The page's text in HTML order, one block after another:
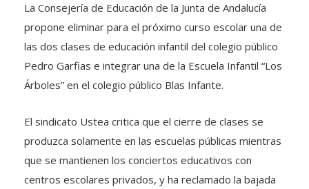
La Consejería de Educación de la Junta de Andalucía
propone eliminar para el próximo curso escolar una de
las dos clases de educación infantil del colegio público
Pedro Garfias e integrar una de la Escuela Infantil “Los
Árboles” en el colegio público Blas Infante.
El sindicato Ustea critica que el cierre de clases se
produzca solamente en las escuelas públicas mientras
que se mantienen los conciertos educativos con
centros escolares privados, y ha reclamado la bajada